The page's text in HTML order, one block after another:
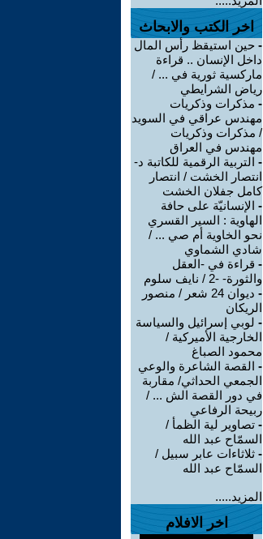
اخر الكتب والابحاث
- حين استيقظ رأس المال
داخل الإنسان .. قراءة
ماركسية ثورية في ... /
رياض الشرايطي
- مذكرات وذكريات
مهندس عراقي في السويد
/ مذكرات وذكريات
مهندس في العراق
- التربية الرقمية للكاتبة د-
انتصار الخشت / انتصار
كامل جفلان الخشت
- الإنسانيّة على حافة
الهاوية : السير القسري
نحو الخاوية أم صي ... /
شادي الشماوي
- قراءة في -العقل
والثورة- -2 / نايف سلوم
-
ديوان 24 شعر / منصور
الريكان
- لوبي إسرائيل والسياسة
الخارجية الأميركية /
محمود الصباغ
- القصة الشاعرة والوعي
الجمعي الحداثي/ مقاربة
في دور القصة الش ... /
ربيحة الرفاعي
- تصاوير لية الظمأ /
السمّاح عبد الله
- ثلاثاءات عابر سبيل /
السمّاح عبد الله
المزيد.....
اخر الافلام